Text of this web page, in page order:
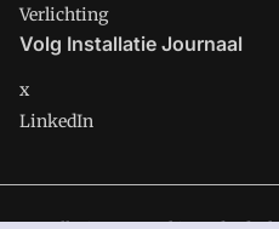
Verlichting
Volg Installatie Journaal
x
LinkedIn